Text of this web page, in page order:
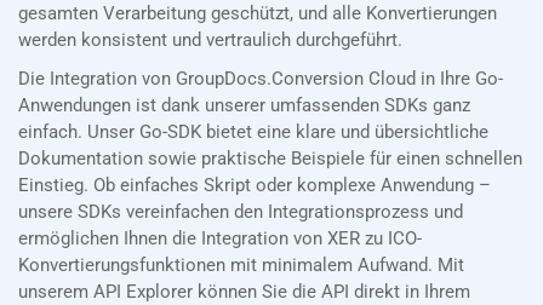
gesamten Verarbeitung geschützt, und alle Konvertierungen
werden konsistent und vertraulich durchgeführt.
Die Integration von GroupDocs.Conversion Cloud in Ihre Go-
Anwendungen ist dank unserer umfassenden SDKs ganz
einfach. Unser Go-SDK bietet eine klare und übersichtliche
Dokumentation sowie praktische Beispiele für einen schnellen
Einstieg. Ob einfaches Skript oder komplexe Anwendung –
unsere SDKs vereinfachen den Integrationsprozess und
ermöglichen Ihnen die Integration von XER zu ICO-
Konvertierungsfunktionen mit minimalem Aufwand. Mit
unserem API Explorer können Sie die API direkt in Ihrem